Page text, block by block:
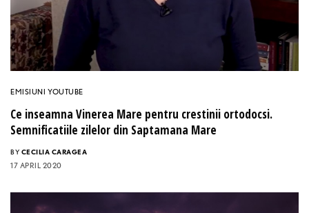
EMISIUNI YOUTUBE
Ce inseamna Vinerea Mare pentru crestinii ortodocsi.
Semnificatiile zilelor din Saptamana Mare
BY CECILIA CARAGEA
17 APRIL 2020